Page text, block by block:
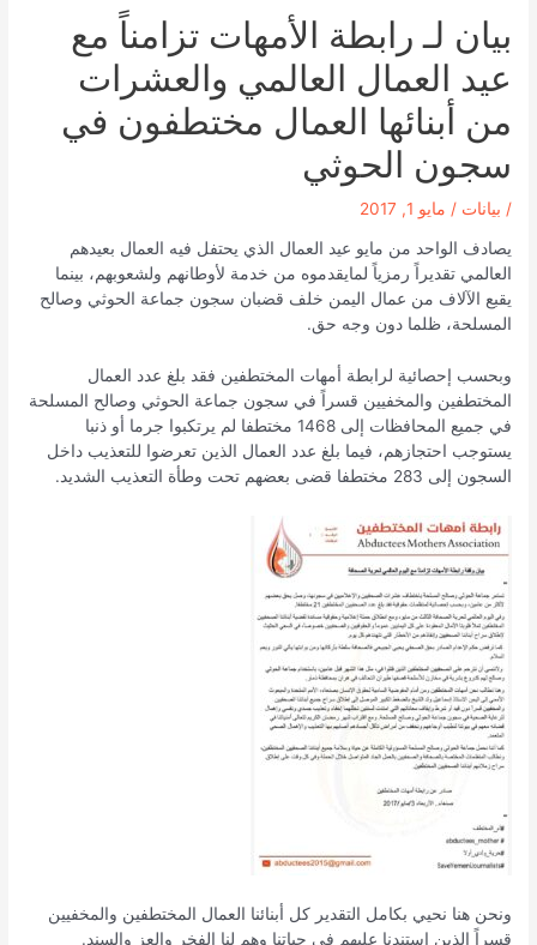
بيان لـ رابطة الأمهات تزامناً مع
عيد العمال العالمي والعشرات
من أبنائها العمال مختطفون في
سجون الحوثي
/ بيانات / مايو 1, 2017
يصادف الواحد من مايو عيد العمال الذي يحتفل فيه العمال بعيدهم
العالمي تقديراً رمزياً لمايقدموه من خدمة لأوطانهم ولشعوبهم، بينما
يقبع الآلاف من عمال اليمن خلف قضبان سجون جماعة الحوثي وصالح
المسلحة، ظلما دون وجه حق.
وبحسب إحصائية لرابطة أمهات المختطفين فقد بلغ عدد العمال
المختطفين والمخفيين قسراً في سجون جماعة الحوثي وصالح المسلحة
في جميع المحافظات إلى 1468 مختطفا لم يرتكبوا جرما أو ذنبا
يستوجب احتجازهم، فيما بلغ عدد العمال الذين تعرضوا للتعذيب داخل
السجون إلى 283 مختطفا قضى بعضهم تحت وطأة التعذيب الشديد.
ونحن هنا نحيي بكامل التقدير كل أبنائنا العمال المختطفين والمخفيين
قسراً الذين استندنا عليهم في حياتنا وهم لنا الفخر والعز والسند.